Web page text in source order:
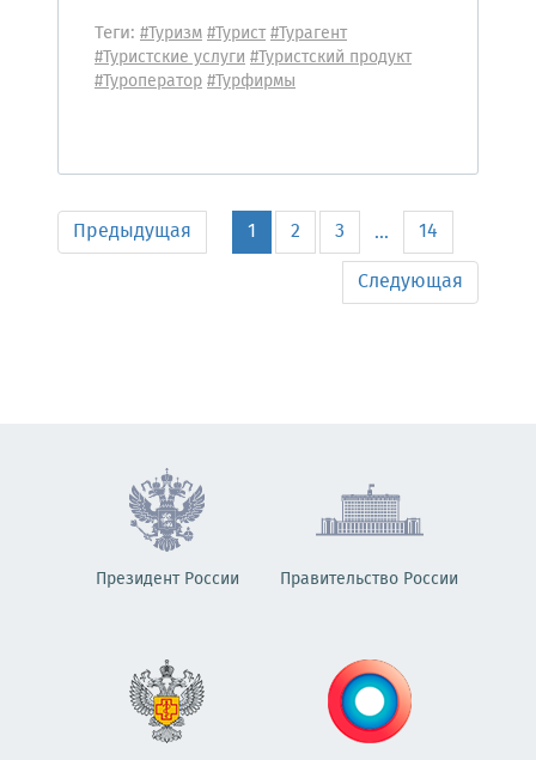
Теги: #Туризм#Турист#Турагент
#Туристские услуги#Туристский продукт
#Туроператор#Турфирмы
Предыдущая 1 2 3 ...
14
Следующая
Президент России Правительство России